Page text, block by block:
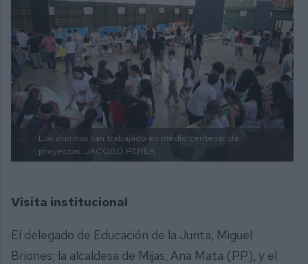
Los alumnos han trabajado en medio centenar de
proyectos. JACOBO PEREA.
Visita institucional
El delegado de Educación de la Junta, Miguel
Briones; la alcaldesa de Mijas, Ana Mata (PP), y el